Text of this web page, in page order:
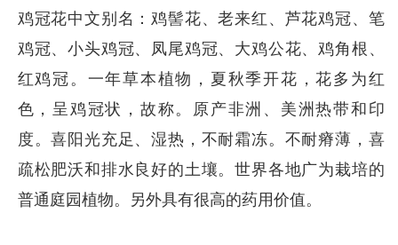
鸡冠花中文别名：鸡髻花、老来红、芦花鸡冠、笔
鸡冠、小头鸡冠、凤尾鸡冠、大鸡公花、鸡角根、
红鸡冠。一年草本植物，夏秋季开花，花多为红
色，呈鸡冠状，故称。原产非洲、美洲热带和印
度。喜阳光充足、湿热，不耐霜冻。不耐瘠薄，喜
疏松肥沃和排水良好的土壤。世界各地广为栽培的
普通庭园植物。另外具有很高的药用价值。